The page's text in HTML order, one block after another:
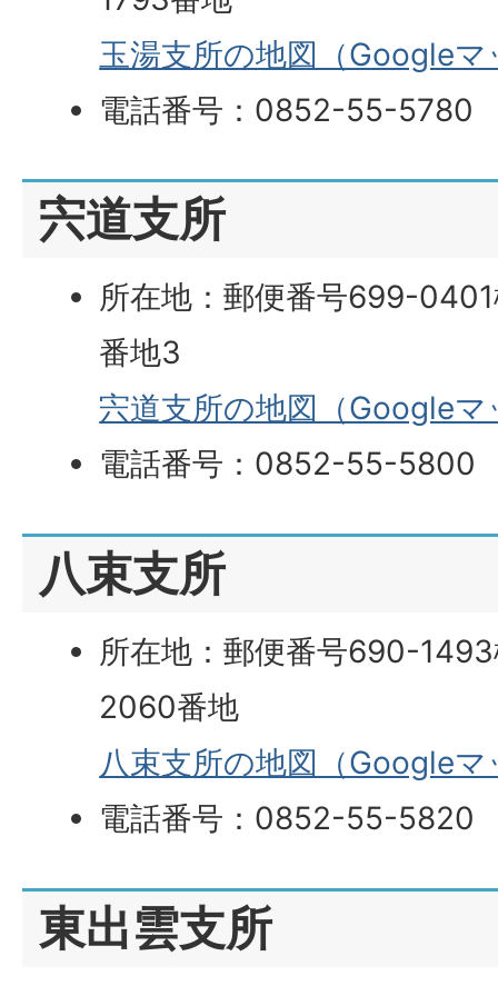
玉湯支所の地図（Googleマ
電話番号：0852-55-5780
宍道支所
所在地：郵便番号699-
番地3
宍道支所の地図（Googleマ
電話番号：0852-55-5800
八束支所
所在地：郵便番号690-
2060番地
八束支所の地図（Googleマ
電話番号：0852-55-5820
東出雲支所